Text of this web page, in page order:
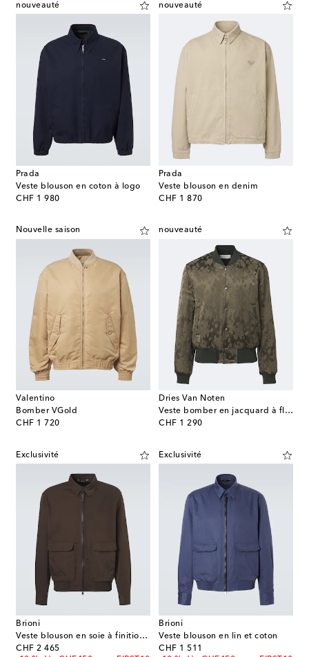
nouveauté
Prada
Veste blouson en coton à logo
CHF 1 980
original price
nouveauté
Prada
Veste blouson en denim
CHF 1 870
original price
Nouvelle saison
Valentino
Bomber VGold
CHF 1 720
original price
nouveauté
Dries Van Noten
Veste bomber en jacquard à fleurs
CHF 1 290
original price
Exclusivité
Brioni
Veste blouson en soie à finitions en cuir
CHF 2 465
original price
Exclusivité
Brioni
Veste blouson en lin et coton
CHF 1 511
original price